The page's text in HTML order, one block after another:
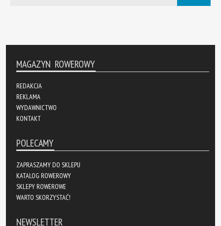
MAGAZYN ROWEROWY
REDAKCJA
REKLAMA
WYDAWNICTWO
KONTAKT
POLECAMY
ZAPRASZAMY DO SKLEPU
KATALOG ROWEROWY
SKLEPY ROWEROWE
WARTO SKORZYSTAĆ!
NEWSLETTER